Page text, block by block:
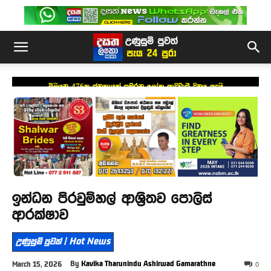
මිලියන 476ක ජනකායක් සමරන ලෝක ආදිවාසී දිනය අදයි
ඉන්ධන පිරවුම්හල් ආශ්‍රිතව පොලිස්
ආරක්ෂාව
උණුසුම් පුවත් | Hot News
March 15, 2026 By Kavika Tharunindu Ashirwad Gamarathne 0